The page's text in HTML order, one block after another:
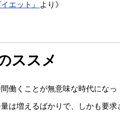
エット』 より》
ススメ
働くことが無意味な時代になっ
は増えるばかりで、しかも要求